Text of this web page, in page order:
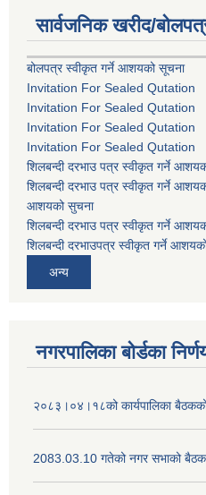
सार्वजनिक खरीद/
बोलपत्र स्वीकृत गर्ने आशयको सूचना
Invitation For Sealed Qutation
Invitation For Sealed Qutation
Invitation For Sealed Qutation
Invitation For Sealed Qutation
शिलबन्दी दरभाउ पत्र स्वीकृत गर्ने
शिलबन्दी दरभाउ पत्र स्वीकृत गर्ने
आशयको सुचना
शिलबन्दी दरभाउ पत्र स्वीकृत गर्ने
शिलबन्दी दरभाउपत्र स्वीकृत गर्ने
अन्य
नगरपालिका बोर्डका
२०८३।०४।१८को कार्यपालिका
2083.03.10 गतेको नगर सभाको बैठक